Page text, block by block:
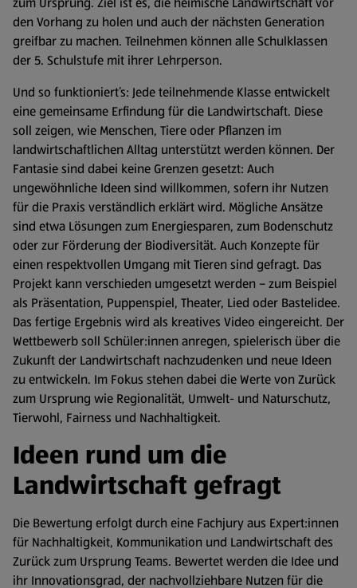
den Vorhang zu holen und auch der nächsten Generation
greifbar zu machen. Teilnehmen können alle Schulklassen
der 5. Schulstufe mit ihrer Lehrperson.
Und so funktioniert’s: Jede teilnehmende Klasse entwickelt
eine gemeinsame Erfindung für die Landwirtschaft. Diese
soll zeigen, wie Menschen, Tiere oder Pflanzen im
landwirtschaftlichen Alltag unterstützt werden können. Der
Fantasie sind dabei keine Grenzen gesetzt: Auch
ungewöhnliche Ideen sind willkommen, sofern ihr Nutzen
für die Praxis verständlich erklärt wird. Mögliche Ansätze
sind etwa Lösungen zum Energiesparen, zum Bodenschutz
oder zur Förderung der Biodiversität. Auch Konzepte für
einen respektvollen Umgang mit Tieren sind gefragt. Das
Projekt kann verschieden umgesetzt werden – zum Beispiel
als Präsentation, Puppenspiel, Theater, Lied oder Bastelidee.
Das fertige Ergebnis wird als kreatives Video eingereicht. Der
Wettbewerb soll Schüler:innen anregen, spielerisch über die
Zukunft der Landwirtschaft nachzudenken und neue Ideen
zu entwickeln. Im Fokus stehen dabei die Werte von Zurück
zum Ursprung wie Regionalität, Umwelt- und Naturschutz,
Tierwohl, Fairness und Nachhaltigkeit.
Ideen rund um die
Landwirtschaft gefragt
Die Bewertung erfolgt durch eine Fachjury aus Expert:innen
für Nachhaltigkeit, Kommunikation und Landwirtschaft des
Zurück zum Ursprung Teams. Bewertet werden die Idee und
ihr Innovationsgrad, der nachvollziehbare Nutzen für die